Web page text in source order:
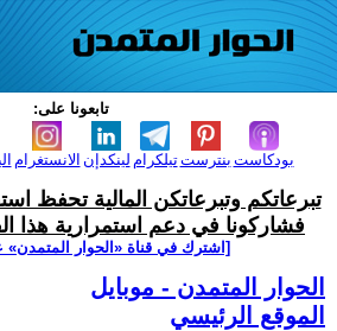
تابعونا على:
الانستغرام لينكدإن تيلكرامبنترست بودكاست
تبرعاتكم وتبرعاتكن المالية تحفظ
فشاركونا في دعم استمرارية هذا
[اشترك في قناة ‫«الحوار المتمدن»
الحوار المتمدن - موبايل
الموقع الرئيسي